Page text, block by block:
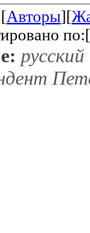
[Авторы][
по:[